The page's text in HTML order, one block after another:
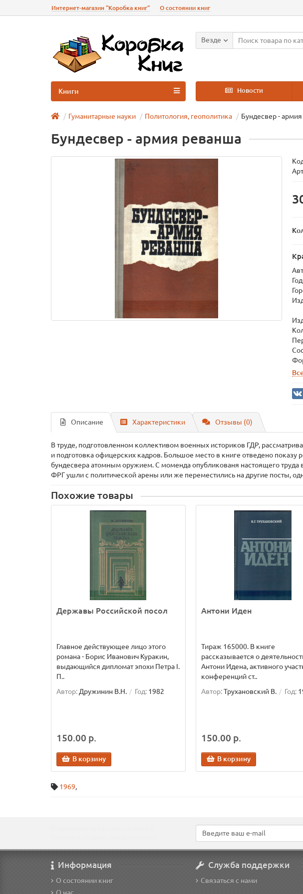
Интернет-магазин "Коробка книг" О состоянии книг
Везде
Новости
Книги
Гуманитарные науки Политология, геополитика Бундесвер -
Бундесвер - армия реванша
Год
Описание Характеристики Отзывы (0)
В труде, подготовленном коллективом военных историков ГДР,
и подготовка офицерских кадров. Большое место в книге отведено
бундесвера атомным оружием. С моменда опубликованя настоящего
ФРГ ушли с политической арены или же переместились на другие посты,
Похожие товары
Державы Российской посол
Главное действующее лицо этого
романа - Борис Иванович Куракин,
выдающийся дипломат эпохи Петра I.
П..
Автор: Дружинин В.Н. Год: 1982
150.00 р.
В корзину
Антони Иден
Тираж 165000. В книге
рассказывается о
Антони Идена, активного
конференций ст..
Автор:Трухановский В. Год:
150.00 р.
В корзину
1969,
Информация
О состоянии книг
Служба поддержки
Связаться с нами